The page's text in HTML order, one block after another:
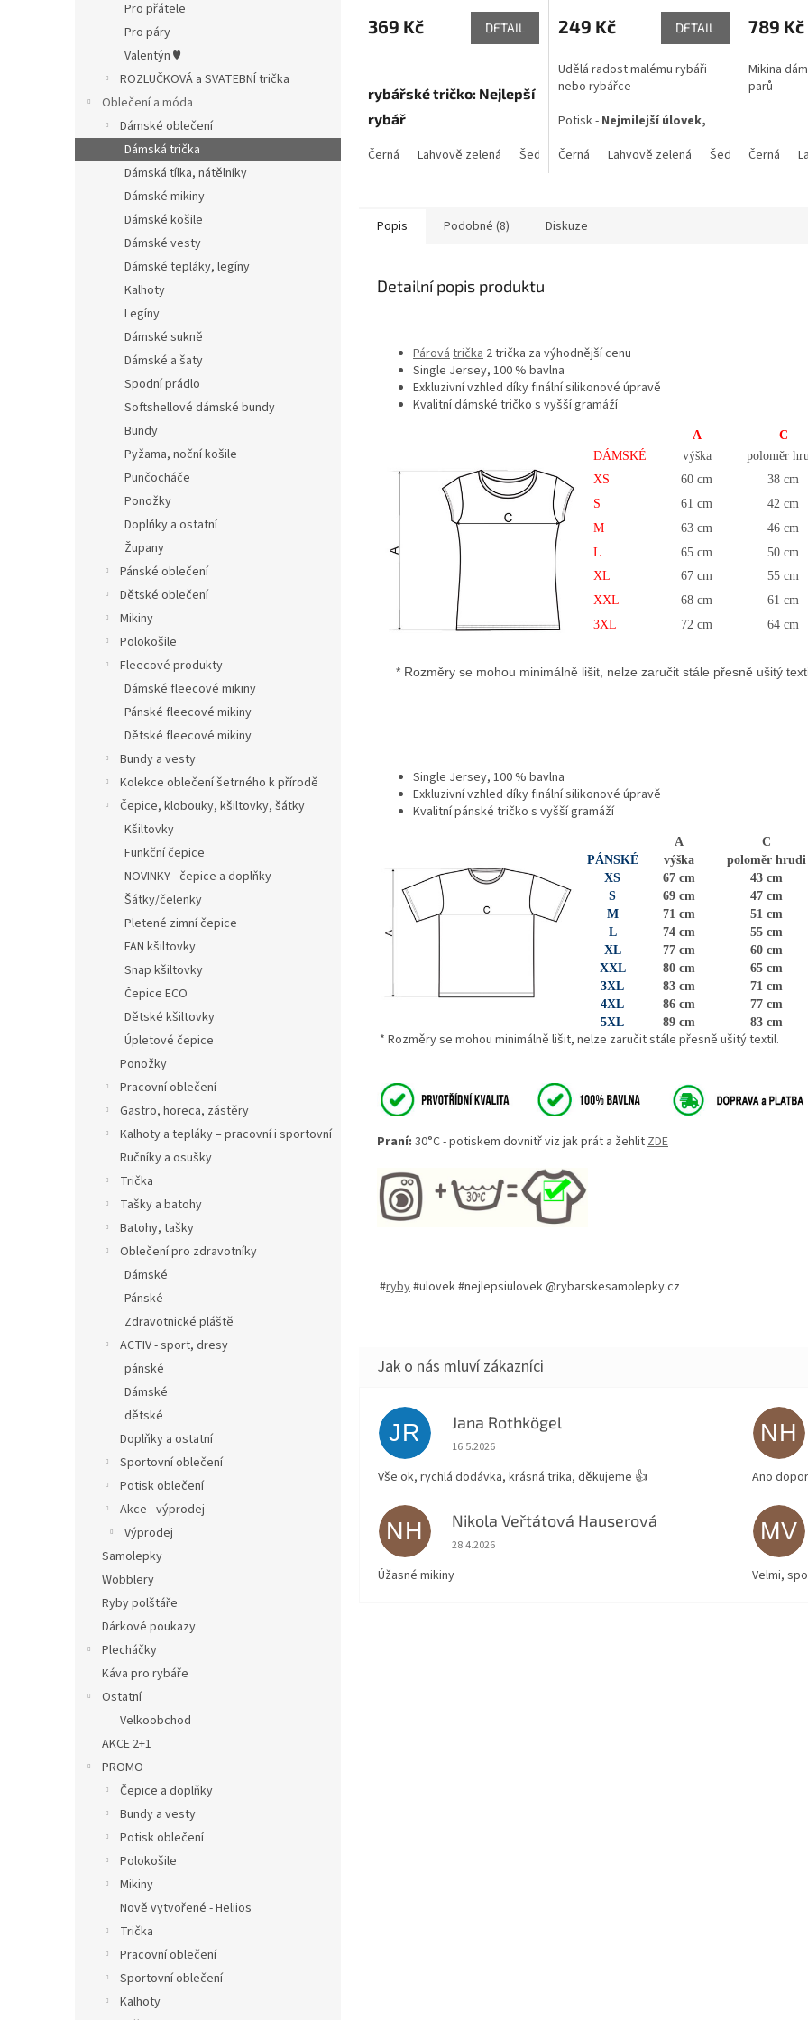
Pro přátele
Pro páry
Valentýn ♥
ROZLUČKOVÁ a SVATEBNÍ trička
Oblečení a móda
Dámské oblečení
Dámská trička
Dámská tílka, nátělníky
Dámské mikiny
Dámské košile
Dámské vesty
Dámské tepláky, legíny
Kalhoty
Legíny
Dámské sukně
Dámské a šaty
Spodní prádlo
Softshellové dámské bundy
Bundy
Pyžama, noční košile
Punčocháče
Ponožky
Doplňky a ostatní
Župany
Pánské oblečení
Dětské oblečení
Mikiny
Polokošile
Fleecové produkty
Dámské fleecové mikiny
Pánské fleecové mikiny
Dětské fleecové mikiny
Bundy a vesty
Kolekce oblečení šetrného k přírodě
Čepice, klobouky, kšiltovky, šátky
Kšiltovky
Funkční čepice
NOVINKY - čepice a doplňky
Šátky/čelenky
Pletené zimní čepice
FAN kšiltovky
Snap kšiltovky
Čepice ECO
Dětské kšiltovky
Úpletové čepice
Ponožky
Pracovní oblečení
Gastro, horeca, zástěry
Kalhoty a tepláky – pracovní i sportovní
Ručníky a osušky
Trička
Tašky a batohy
Batohy, tašky
Oblečení pro zdravotníky
Dámské
Pánské
Zdravotnické pláště
ACTIV - sport, dresy
pánské
Dámské
dětské
Doplňky a ostatní
Sportovní oblečení
Potisk oblečení
Akce - výprodej
Výprodej
Samolepky
Wobblery
Ryby polštáře
Dárkové poukazy
Plecháčky
Káva pro rybáře
Ostatní
Velkoobchod
AKCE 2+1
PROMO
Čepice a doplňky
Bundy a vesty
Potisk oblečení
Polokošile
Mikiny
Nově vytvořené - Heliios
Trička
Pracovní oblečení
Sportovní oblečení
Kalhoty
produktu
je
5
hvězdiček.
369 Kč DETAIL
rybářské tričko: Nejlepší
rybář
Černá Lahvově zelená Šedý melír Khaki
249 Kč DETAIL
Udělá radost malému rybáři
nebo rybářce
Potisk - Nejmilejší úlovek,
Černá
Lahvově zelená Šedý melír
produktu
je
z
5
789 Kč
Mikina
parů
Černá
Popis Podobné (8) Diskuze
Detailní popis produktu
Párovátrička 2 trička za výhodnější cenu
Single Jersey, 100 % bavlna
Exkluzivní vzhled díky finální silikonové úpravě
Kvalitní dámské tričko s vyšší gramáží
A
C
DÁMSKÉ
výška
poloměr
XS
60 cm
38 cm
S
61 cm
42 cm
M
63 cm
46 cm
L
65 cm
50 cm
XL
67 cm
55 cm
XXL
68 cm
61 cm
3XL
72 cm 64 cm
* Rozměry se mohou minimálně lišit, nelze zaručit stále přesně ušitý
Single Jersey, 100 % bavlna
Exkluzivní vzhled díky finální silikonové úpravě
Kvalitní pánské tričko s vyšší gramáží
A
C
PÁNSKÉ
výška
poloměr hrudi
XS
67 cm
43 cm
S
69 cm
47 cm
M
71 cm
51 cm
L
74 cm
55 cm
XL
77 cm
60 cm
XXL
80 cm
65 cm
3XL
83 cm
71 cm
4XL
86 cm
77 cm
5XL
89 cm 83 cm
* Rozměry se mohou minimálně lišit, nelze zaručit stále přesně ušitý textil.
Praní: 30°C - potiskem dovnitř viz jak prát a žehlitZDE
#ryby#ulovek #nejlepsiulovek @rybarskesamolepky.cz
JR Jana Rothkögel
Hodnocení obchodu je 5 z 5 hvězdiček.
16.5.2026
Vše ok, rychlá dodávka, krásná trika, děkujeme 👍
NH
Ano
NH Nikola Veřtátová Hauserová
Hodnocení obchodu je 5 z 5 hvězdiček.
28.4.2026
Úžasné mikiny
MV
Velmi,